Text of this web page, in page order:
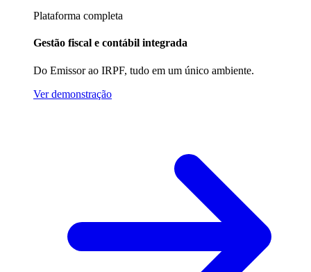
Plataforma completa
Gestão fiscal e contábil integrada
Do Emissor ao IRPF, tudo em um único ambiente.
Ver demonstração